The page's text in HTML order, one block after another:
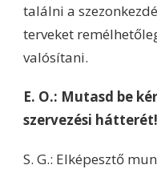
találni a
terveket
valósítani.
E. O.: Mutasd be
szervezési hátterét!
S. G.: Elképesztő